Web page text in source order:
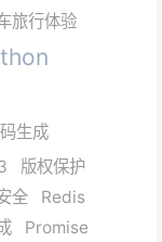
旅行体验
生成
版权保护
全
Redis
Promise